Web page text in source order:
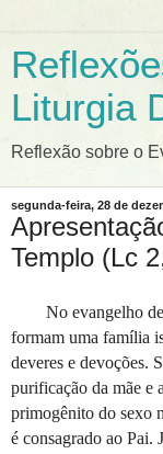
Liturgia
Reflexão sobre o
segunda-feira, 28 de
Templo (Lc
No evangelho
formam uma família
deveres e devoções.
purificação da mãe e
primogênito do sexo
é consagrado ao Pai.